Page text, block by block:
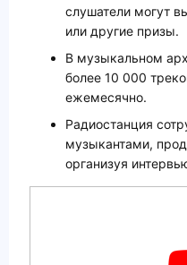
слушатели могут
или другие призы.
В музыкальном
более 10 000
ежемесячно.
Радиостанция
музыкантами,
организуя